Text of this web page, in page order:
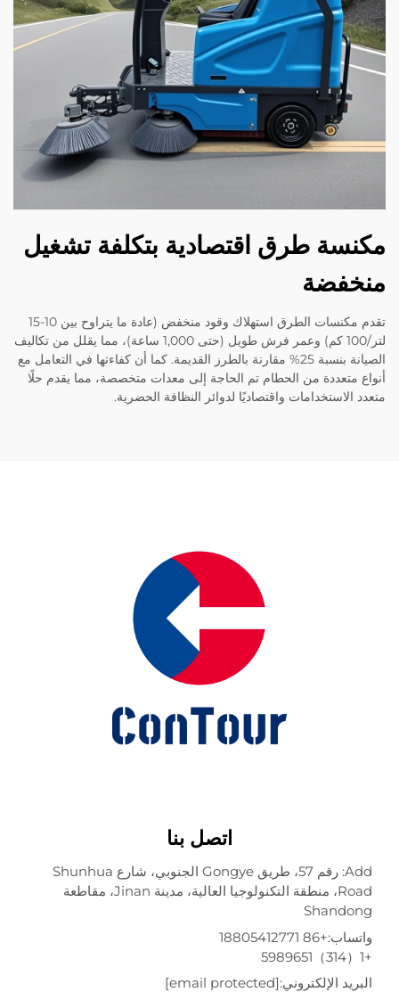
طرق اقتصادية بتكلفة تشغيل
تقدم مكنسات الطرق استهلاك وقود منخفض (عادة ما يتراوح بين 10-15
لتر/100 كم) وعمر فرش طويل (حتى 1,000 ساعة)، مما يقلل من تكاليف
الصيانة بنسبة 25% مقارنة بالطرز القديمة. كما أن كفاءتها في التعامل مع
متعددة من الحطام تم الحاجة إلى معدات متخصصة، مما يقدم حلًا
الاستخدامات واقتصاديًا لدوائر النظافة الحضرية.
اتصل بنا
Add: رقم 57، طريق Gongye الجنوبي، شارع Shunhua
Road، منطقة التكنولوجيا العالية، مدينة Jinan، مقاطعة
+86 18805412771
الإلكتروني:[email protected]